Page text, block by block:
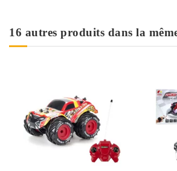
16 autres produits dans la